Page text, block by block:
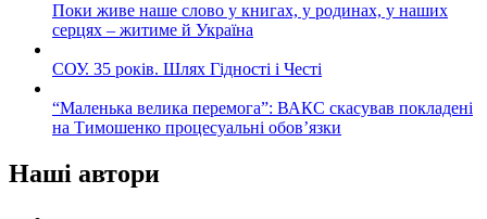
Поки живе наше слово у книгах, у родинах, у наших
серцях – житиме й Україна
СОУ. 35 років. Шлях Гідності і Честі
“Маленька велика перемога”: ВАКС скасував покладені
на Тимошенко процесуальні обов’язки
Наші автори